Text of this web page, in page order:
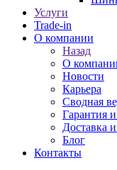
Услуги
Trade-in
О компании
Назад
О
Новости
Карьера
Сводная
Гарантия
Доставка
Блог
Контакты